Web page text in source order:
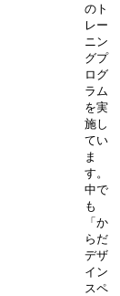
のト
レー
ニン
グプ
ログ
ラム
を実
施し
てい
ま
す。
中で
も
「か
らだ
デザ
イン
スペ